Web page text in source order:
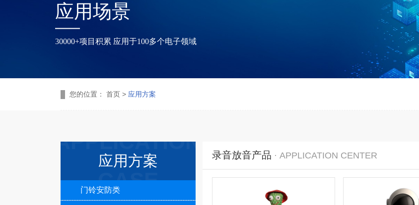
应用场景
30000+项目积累 应用于100多个电子领域
您的位置： 首页 > 应用方案
应用方案
APPLICATION
CASE
门铃安防类
录音放音产品 · APPLICATION CENTER